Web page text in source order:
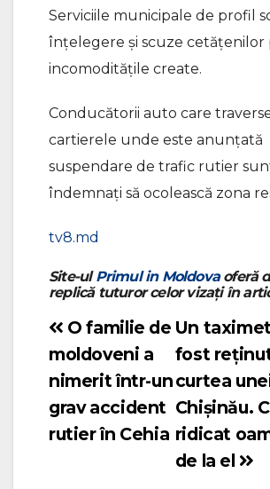
Serviciile municipale de profil
înțelegere și scuze
incomoditățile create.
Conducătorii auto care
cartierele unde este anunțată
suspendare de trafic rutier
îndemnaţi să ocolească zona
tv8.md
Site-ulPrimul in Moldovaoferă
replică tuturor celor vizați în
Navigare
în
Un
fost
curtea
Chișinău.
ridicat
de la el
O familie de
moldoveni a
nimerit într-un
grav accident
rutier în Cehia